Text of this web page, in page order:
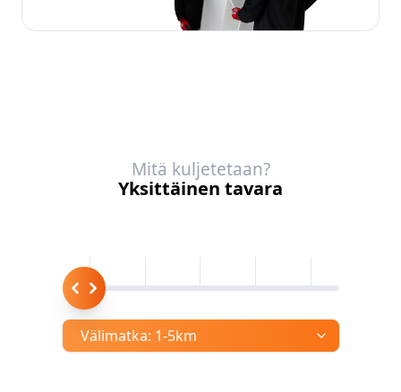
Mitä kuljetetaan?
Yksittäinen tavara
Välimatka: 1-5km